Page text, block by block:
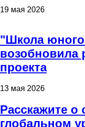
19 мая 2026
"Школа юного
возобновила
проекта
13 мая 2026
Расскажите о
глобальном